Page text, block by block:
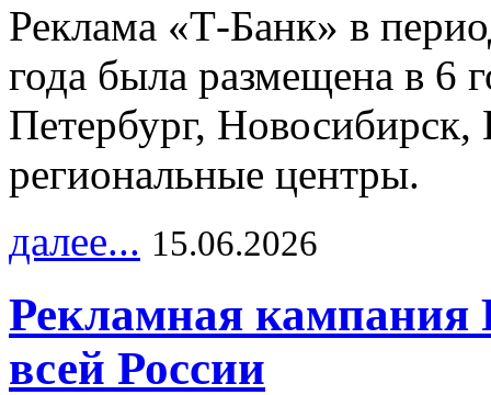
Реклама «Т-Банк» в
года была размещена в 6
Петербург,
региональные центры.
далее... 15.06.2026
Рекламная
всей России